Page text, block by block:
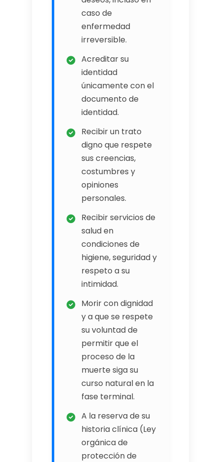
caso de
enfermedad
irreversible.
Acreditar su
identidad
únicamente con el
documento de
identidad.
Recibir un trato
digno que respete
sus creencias,
costumbres y
opiniones
personales.
Recibir servicios de
salud en
condiciones de
higiene, seguridad y
respeto a su
intimidad.
Morir con dignidad
y a que se respete
su voluntad de
permitir que el
proceso de la
muerte siga su
curso natural en la
fase terminal.
A la reserva de su
historia clínica (Ley
orgánica de
protección de